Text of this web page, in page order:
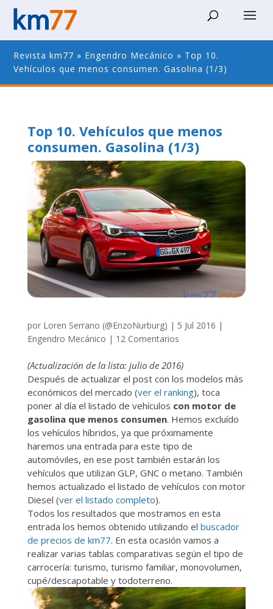
Revista km77 » Engendro Mecánico » Top 10.
Vehículos que menos consumen. Gasolina (1/3)
Top 10. Vehículos que menos
consumen. Gasolina (1/3)
por Loren Serrano (@EnzoNurburg) | 5 Jul 2016 |
Engendro Mecánico | 12 Comentarios
(Actualización de la lista: julio de 2016)
Después de actualizar el post con los modelos más
económicos del mercado (ver el ranking), toca
poner al día el listado de vehículos con motor de
gasolina que menos consumen. Hemos excluído
los vehículos híbridos, ya que próximamente
haremos una entrada para este tipo de
automóviles, en ese post también estarán los
vehículos que utilizan GLP, GNC o metano. También
hemos actualizado el listado de vehículos con motor
Diesel (ver el listado completo).
Todos los resultados que mostramos en esta
entrada los hemos obtenido utilizando el buscador
de precios de km77. En esta ocasión vamos a
realizar varias tablas comparativas según el tipo de
carrocería: turismo, turismo familiar, monovolumen,
cupé/descapotable y todoterreno.